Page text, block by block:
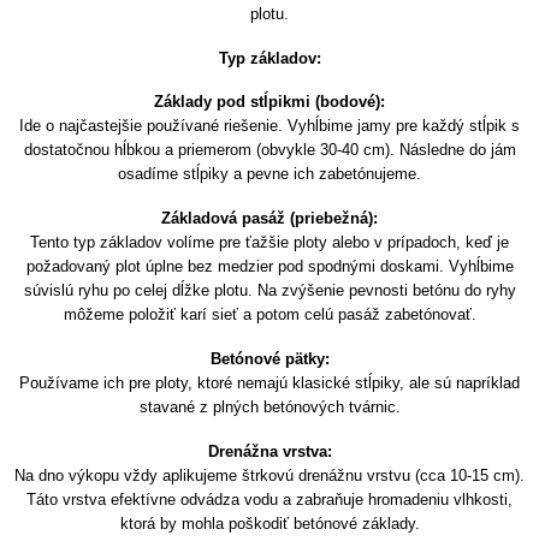
plotu.
Typ základov:
Základy pod stĺpikmi (bodové):
Ide o najčastejšie používané riešenie. Vyhĺbime jamy pre každý stĺpik s
dostatočnou hĺbkou a priemerom (obvykle 30-40 cm). Následne do jám
osadíme stĺpiky a pevne ich zabetónujeme.
Základová pasáž (priebežná):
Tento typ základov volíme pre ťažšie ploty alebo v prípadoch, keď je
požadovaný plot úplne bez medzier pod spodnými doskami. Vyhĺbime
súvislú ryhu po celej dĺžke plotu. Na zvýšenie pevnosti betónu do ryhy
môžeme položiť karí sieť a potom celú pasáž zabetónovať.
Betónové pätky:
Používame ich pre ploty, ktoré nemajú klasické stĺpiky, ale sú napríklad
stavané z plných betónových tvárnic.
Drenážna vrstva:
Na dno výkopu vždy aplikujeme štrkovú drenážnu vrstvu (cca 10-15 cm).
Táto vrstva efektívne odvádza vodu a zabraňuje hromadeniu vlhkosti,
ktorá by mohla poškodiť betónové základy.